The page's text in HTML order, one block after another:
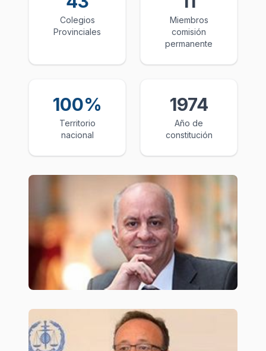
Colegios
Provinciales
Miembros
comisión
permanente
100%
Territorio
nacional
1974
Año de
constitución